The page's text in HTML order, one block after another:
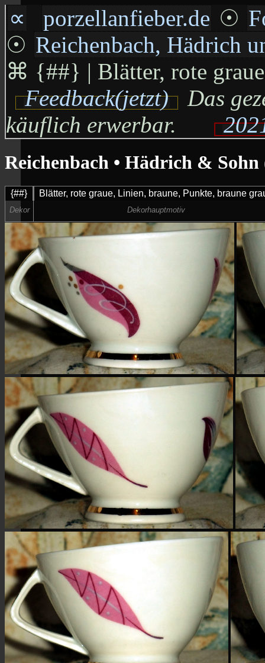
∝ porzellanfieber.de ☉
☉ Reichenbach, Hädrich
⌘ {##} | Blätter, rote
Feedback(jetzt)
Das
käuflich erwerbar.
Reichenbach • Hädrich &
{##} Blätter, rote graue, Linien, braune, Punkte, braune
Dekor Dekorhauptmotiv